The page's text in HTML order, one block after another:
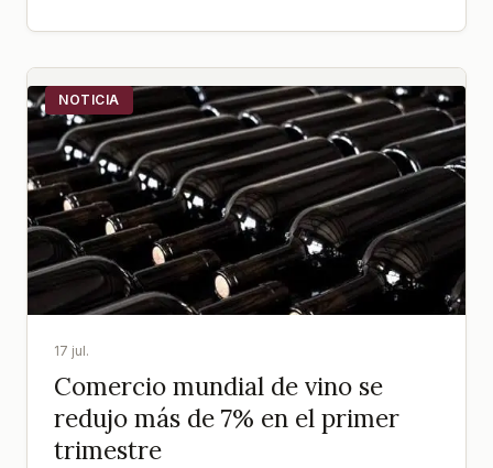
NOTICIA
17 jul.
Comercio mundial de vino se
redujo más de 7% en el primer
trimestre